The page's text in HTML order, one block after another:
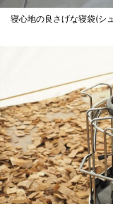
寝心地の良さげな寝袋(シ